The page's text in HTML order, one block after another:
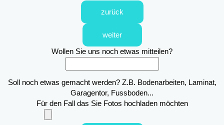
zurück
weiter
Wollen Sie uns noch etwas mitteilen?
Soll noch etwas gemacht werden? Z.B. Bodenarbeiten, Laminat,
Garagentor, Fussboden...
Für den Fall das Sie Fotos hochladen möchten